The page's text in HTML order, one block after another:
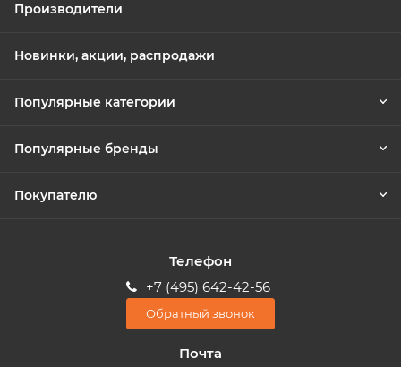
Производители
Новинки, акции, распродажи
Популярные категории
Популярные бренды
Покупателю
Телефон
+7 (495) 642-42-56
Обратный звонок
Почта